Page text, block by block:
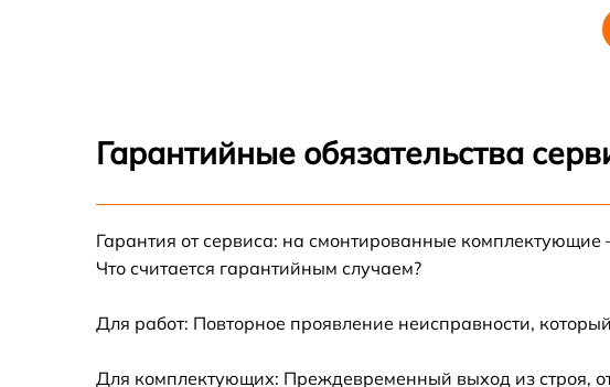
Ремонт цепи питания iRobot Braava Jet M6
M6
M6
Гарантийные обязательства
Гарантия от сервиса: на смонтированные
Что считается гарантийным случаем?
Для работ: Повторное проявление неисправности,
Для комплектующих: Преждевременный выход из строя,